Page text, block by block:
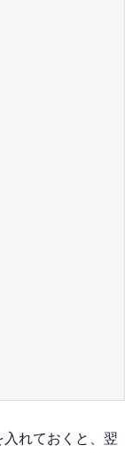
れておくと、翌